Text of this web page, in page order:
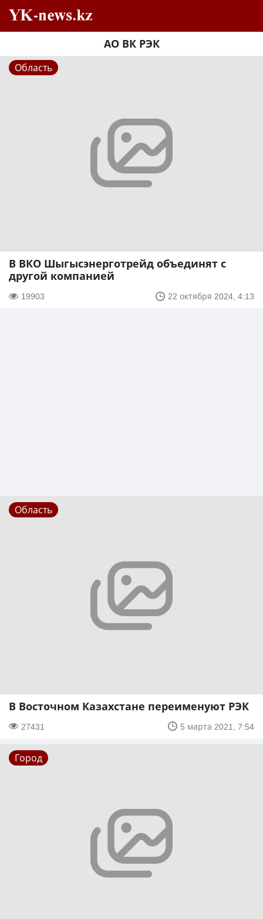
АО ВК РЭК
Область
В ВКО Шыгысэнерготрейд объединят с
другой компанией
19903 22 октября 2024, 4:13
Область
В Восточном Казахстане переименуют РЭК
27431 5 марта 2021, 7:54
Город